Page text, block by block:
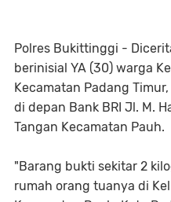
Polres Bukittinggi -
berinisial YA (30) warga
Kecamatan Padang
di depan Bank BRI Jl. M.
Tangan Kecamatan Pauh.
"Barang bukti sekitar 2
rumah orang tuanya di